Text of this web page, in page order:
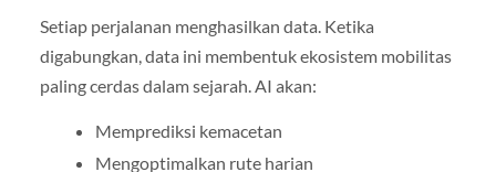
Setiap perjalanan menghasilkan data. Ketika
digabungkan, data ini membentuk ekosistem mobilitas
paling cerdas dalam sejarah. AI akan:
Memprediksi kemacetan
Mengoptimalkan rute harian